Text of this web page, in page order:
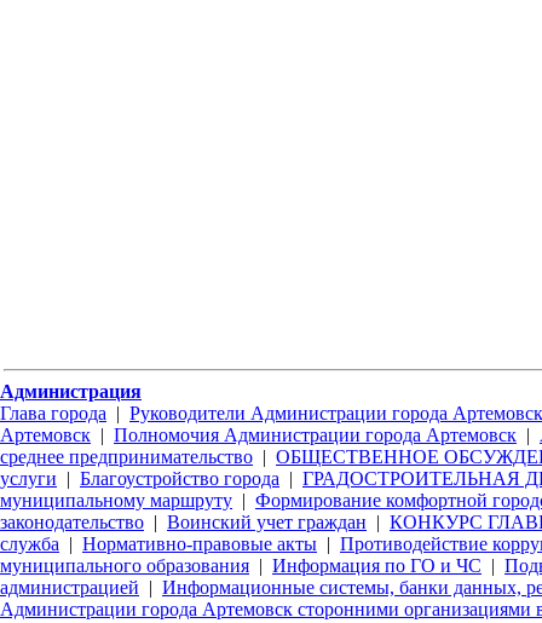
Администрация
Глава города | Руководители Администрации города Артемовск
Артемовск | Полномочия Администрации города Артемовск |
среднее предпринимательство | ОБЩЕСТВЕННОЕ
услуги | Благоустройство города | ГРАДОСТРОИТЕЛЬНАЯ
муниципальному маршруту | Формирование комфортной
законодательство | Воинский учет граждан | КОНКУРС
служба | Нормативно-правовые акты | Противодействие
муниципального образования | Информация по ГО и ЧС |
администрацией | Информационные системы, банки данных,
Администрации города Артемовск сторонними организациями